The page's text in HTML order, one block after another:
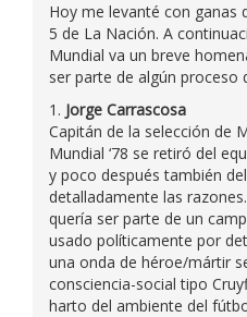
Hoy me levanté con ganas
5 de La Nación. A
Mundial va un breve
ser parte de algún proceso
1. Jorge Carrascosa
Capitán de la selección de
Mundial ‘78 se retiró del
y poco después también
detalladamente las
quería ser parte de un
usado políticamente por
una onda de héroe/mártir
consciencia-social tipo
harto del ambiente del